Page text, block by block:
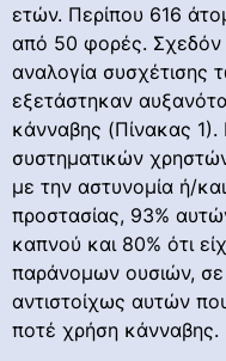
ετών. Περίπου 616
από 50 φορές. Σχεδόν
αναλογία συσχέτισης
εξετάστηκαν
κάνναβης (Πίνακας 1).
συστηματικών
με την αστυνομία ή/
προστασίας, 93%
καπνού και 80% ότι
παράνομων ουσιών, σε
αντιστοίχως αυτών
ποτέ χρήση κάνναβης.